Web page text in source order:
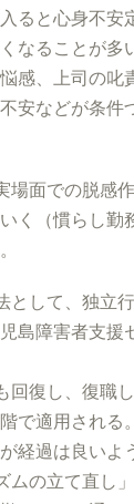
ると心身不安
なることが多
感、上司の叱
安などが条件
場面での脱感
く（慣らし勤
として、独立
島障害者支援
回復し、復職
で適用される
経過は良いよ
ムの立て直し